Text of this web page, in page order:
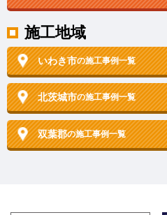
施工地域
いわき市の施工事例一覧
北茨城市の施工事例一覧
双葉郡の施工事例一覧